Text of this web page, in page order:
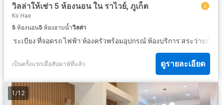
วิลล่าให้เช่า 5 ห้องนอน ใน ราไวย์, ภูเก็ต
Ko Hae
5 ห้องนอน5 ห้องอาบน้ำวิลล่า
·ระเบียง·ที่จอดรถ·ไฟฟ้า·ห้องครัวพร้อมอุปกรณ์·ห้องบริการ·สระว่ายน้ำ
เป็นครั้งแรกเมื่อสัปดาห์ที่แล้ว ดูรายละเอียด
1 /12